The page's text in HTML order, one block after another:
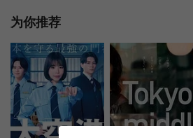
力、亲人老去以及生活选择，开启了一段
为你推荐